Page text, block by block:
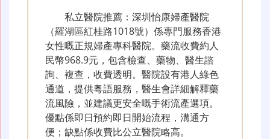
私立醫院推薦：深圳怡康婦產醫院
（羅湖區紅桂路1018號）係專門服務香港
女性嘅正規婦產專科醫院。藥流收費約人
民幣968.9元，包含檢查、藥物、醫生諮
詢、複查，收費透明。醫院設有港人綠色
通道，提供粵語服務，醫生會詳細解釋藥
流風險，並建議更安全嘅手術流產選項。
優點係即日預約即日開始流程，溝通方
便；缺點係收費比公立醫院略高。